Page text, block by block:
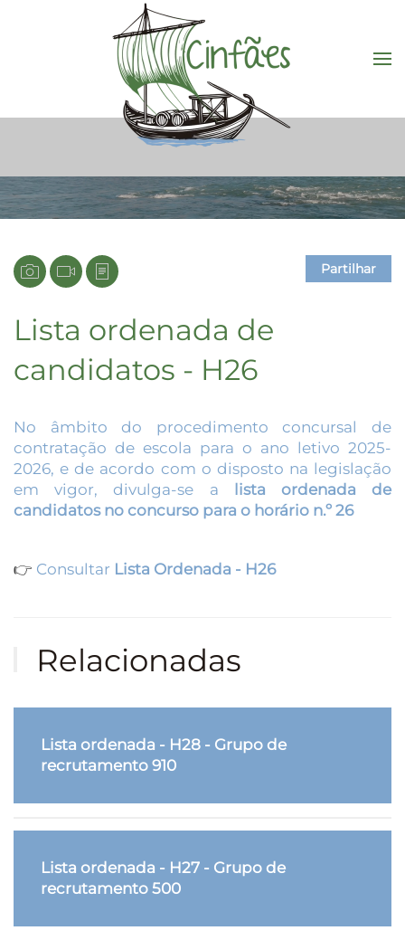
Saltar para o conteúdo principal
Partilhar
Lista ordenada de
candidatos - H26
No âmbito do procedimento concursal de
contratação de escola para o ano letivo 2025-
2026, e de acordo com o disposto na legislação
em vigor, divulga-se a lista ordenada de
candidatos no concurso para o horário n.º 26
👉 Consultar Lista Ordenada - H26
Relacionadas
Lista ordenada - H28 - Grupo de
recrutamento 910
Lista ordenada - H27 - Grupo de
recrutamento 500